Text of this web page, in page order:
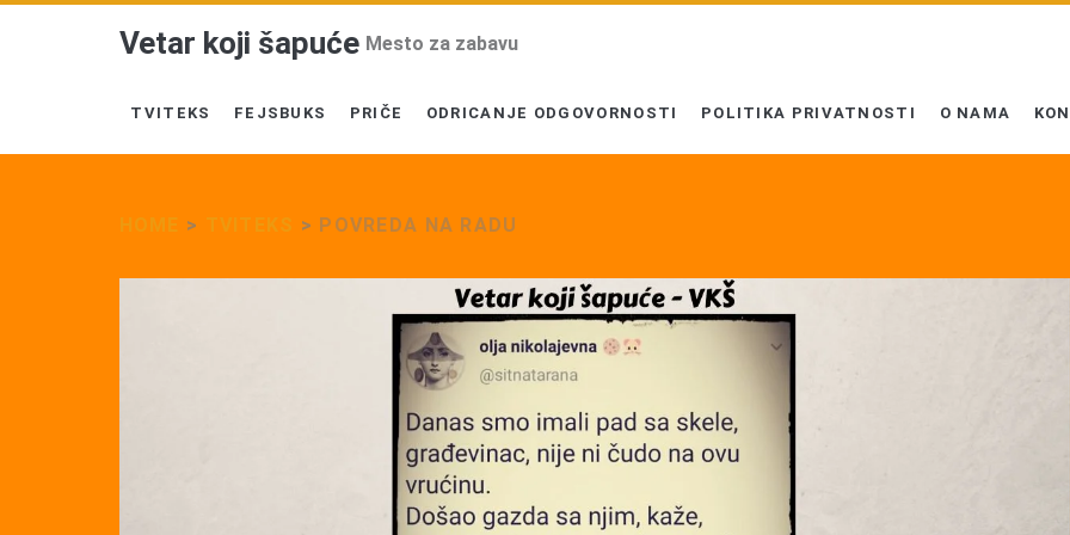
Vetar koji šapuće Mesto za zabavu
TVITEKS FEJSBUKS PRIČE ODRICANJE ODGOVORNOSTI POLITIKA PRIVATNOSTI O NAMA
> > POVREDA NA RADU